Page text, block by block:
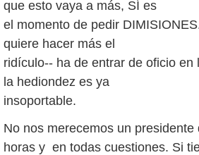
que esto vaya a más, SÍ es
el momento de pedir
quiere hacer más el
ridículo-- ha de entrar de oficio en
la hediondez es ya
insoportable.
No nos merecemos un
horas y en todas cuestiones. Si